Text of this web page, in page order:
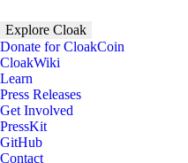
Explore Cloak
Donate for CloakCoin
CloakWiki
Learn
Press Releases
Get Involved
PressKit
GitHub
Contact